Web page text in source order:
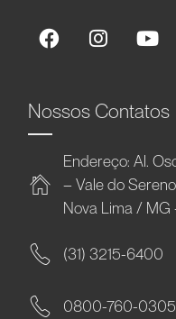
Nossos Contatos
Endereço: Al.
– Vale do Sereno
Nova Lima /
(31) 3215-6400
0800-760-0305